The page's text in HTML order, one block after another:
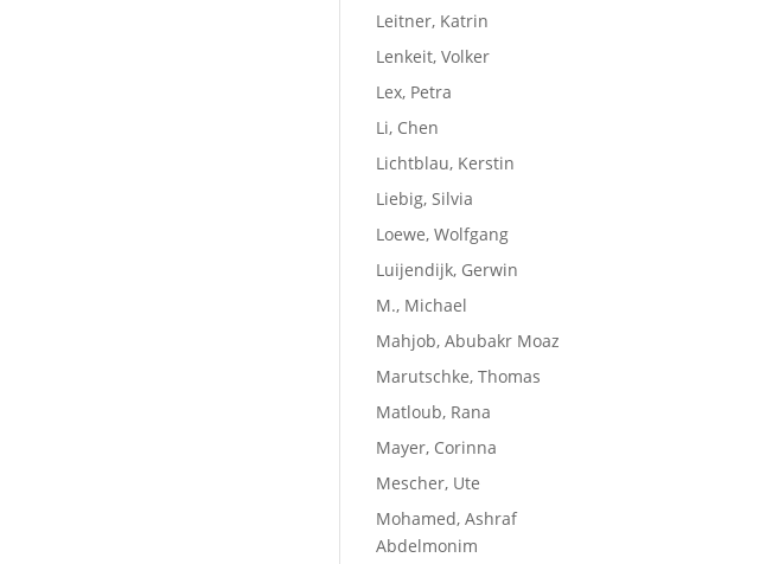
Leitner, Katrin
Lenkeit, Volker
Lex, Petra
Li, Chen
Lichtblau, Kerstin
Liebig, Silvia
Loewe, Wolfgang
Luijendijk, Gerwin
M., Michael
Mahjob, Abubakr Moaz
Marutschke, Thomas
Matloub, Rana
Mayer, Corinna
Mescher, Ute
Mohamed, Ashraf
Abdelmonim